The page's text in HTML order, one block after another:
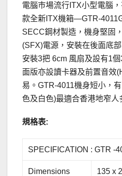
電腦巿場流行ITX小型電腦
款全新ITX機箱—GTR-
SECC鋼材製造，機身堅固
(SFX)電源，安裝在後面底
安裝3把 6cm 風扇及設有1
面版亦設讀卡器及前置音效
易。GTR-4011機身短小，
色及白色)最適合香港地窄人
規格表:
SPECIFICATION : GTR -
Dimensions
135 x